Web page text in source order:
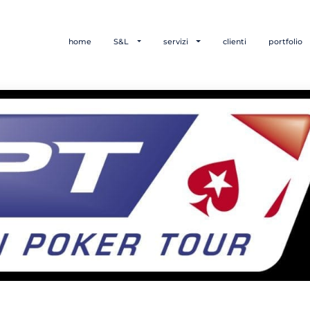
home S&L servizi clienti portfolio